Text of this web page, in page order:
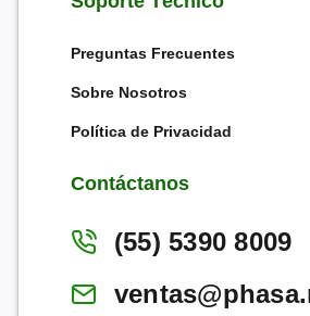
Preguntas Frecuentes
Sobre Nosotros
Política de Privacidad
Contáctanos
(55) 5390 8009